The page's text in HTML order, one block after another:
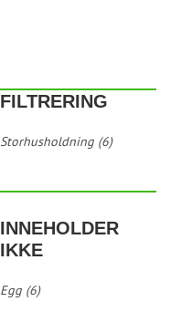
FILTRERING
Storhusholdning (6)
INNEHOLDER
IKKE
Egg (6)